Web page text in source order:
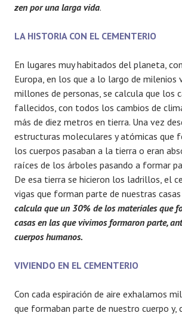
zen por una larga vida.
LA HISTORIA CON EL CEMENTERIO
En lugares muy habitados del planeta,
Europa, en los que a lo largo de milenios
millones de personas, se calcula que los
fallecidos, con todos los cambios de
más de diez metros en tierra. Una vez
estructuras moleculares y atómicas que
los cuerpos pasaban a la tierra o eran
raíces de los árboles pasando a formar
De esa tierra se hicieron los ladrillos, el
vigas que forman parte de nuestras
calcula que un 30% de los materiales que
casas en las que vivimos formaron parte,
cuerpos humanos.
VIVIENDO EN EL CEMENTERIO
Con cada espiración de aire exhalamos
que formaban parte de nuestro cuerpo y,